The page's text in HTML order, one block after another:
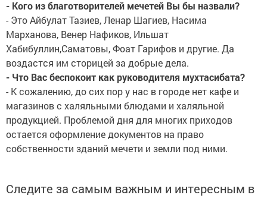
- Кого из благотворителей мечетей Вы бы назвали?
- Это Айбулат Тазиев, Ленар Шагиев, Насима
Марханова, Венер Нафиков, Ильшат
Хабибуллин,Саматовы, Фоат Гарифов и другие. Да
воздастся им сторицей за добрые дела.
- Что Вас беспокоит как руководителя мухтасибата?
- К сожалению, до сих пор у нас в городе нет кафе и
магазинов с халяльными блюдами и халяльной
продукцией. Проблемой дня для многих приходов
остается оформление документов на право
собственности зданий мечети и земли под ними.
Следите за самым важным и интересным в